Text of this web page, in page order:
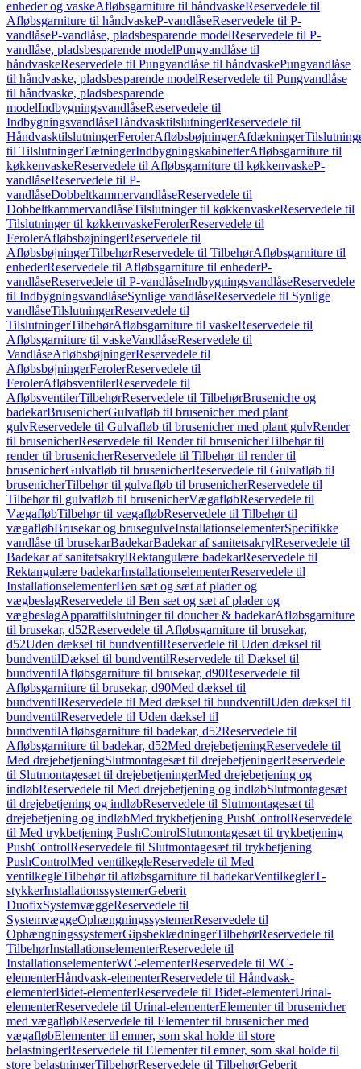
enheder og vaskeAfløbsgarniture til håndvaskeReservedele til
Afløbsgarniture til håndvaskeP-vandlåseReservedele til P-
vandlåseP-vandlåse, pladsbesparende modelReservedele til P-
vandlåse, pladsbesparende modelPungvandlåse til
håndvaskeReservedele til Pungvandlåse til håndvaskePungvandlåse
til håndvaske, pladsbesparende modelReservedele til Pungvandlåse
til håndvaske, pladsbesparende
modelIndbygningsvandlåseReservedele til
IndbygningsvandlåseHåndvasktilslutningerReservedele til
HåndvasktilslutningerFerolerAfløbsbøjningerAfdækninger
til TilslutningerTætningerIndbygningskabinetterAfløbsgarniture til
køkkenvaskeReservedele til Afløbsgarniture til køkkenvaskeP-
vandlåseReservedele til P-
vandlåseDobbeltkammervandlåseReservedele til
DobbeltkammervandlåseTilslutninger til køkkenvaskeReservedele til
Tilslutninger til køkkenvaskeFerolerReservedele til
FerolerAfløbsbøjningerReservedele til
AfløbsbøjningerTilbehørReservedele til TilbehørAfløbsgarniture til
enhederReservedele til Afløbsgarniture til enhederP-
vandlåseReservedele til P-vandlåseIndbygningsvandlåseReservedele
til IndbygningsvandlåseSynlige vandlåseReservedele til Synlige
vandlåseTilslutningerReservedele til
TilslutningerTilbehørAfløbsgarniture til vaskeReservedele til
Afløbsgarniture til vaskeVandlåseReservedele til
VandlåseAfløbsbøjningerReservedele til
AfløbsbøjningerFerolerReservedele til
FerolerAfløbsventilerReservedele til
AfløbsventilerTilbehørReservedele til TilbehørBruseniche og
badekarBrusenicherGulvafløb til brusenicher med plant
gulvReservedele til Gulvafløb til brusenicher med plant gulvRender
til brusenicherReservedele til Render til brusenicherTilbehør til
render til brusenicherReservedele til Tilbehør til render til
brusenicherGulvafløb til brusenicherReservedele til Gulvafløb til
brusenicherTilbehør til gulvafløb til brusenicherReservedele til
Tilbehør til gulvafløb til brusenicherVægafløbReservedele til
VægafløbTilbehør til vægafløbReservedele til Tilbehør til
vægafløbBrusekar og brusegulveInstallationselementerSpecifikke
vandlåse til brusekarBadekarBadekar af sanitetsakrylReservedele til
Badekar af sanitetsakrylRektangulære badekarReservedele til
Rektangulære badekarInstallationselementerReservedele til
InstallationselementerBen sæt og sæt af plader og
vægbeslagReservedele til Ben sæt og sæt af plader og
vægbeslagApparattilslutninger til doucher & badekarAfløbsgarniture
til brusekar, d52Reservedele til Afløbsgarniture til brusekar,
d52Uden dæksel til bundventilReservedele til Uden dæksel til
bundventilDæksel til bundventilReservedele til Dæksel til
bundventilAfløbsgarniture til brusekar, d90Reservedele til
Afløbsgarniture til brusekar, d90Med dæksel til
bundventilReservedele til Med dæksel til bundventilUden dæksel til
bundventilReservedele til Uden dæksel til
bundventilAfløbsgarniture til badekar, d52Reservedele til
Afløbsgarniture til badekar, d52Med drejebetjeningReservedele til
Med drejebetjeningSlutmontagesæt til drejebetjeningerReservedele
til Slutmontagesæt til drejebetjeningerMed drejebetjening og
indløbReservedele til Med drejebetjening og indløbSlutmontagesæt
til drejebetjening og indløbReservedele til Slutmontagesæt til
drejebetjening og indløbMed trykbetjening PushControlReservedele
til Med trykbetjening PushControlSlutmontagesæt til trykbetjening
PushControlReservedele til Slutmontagesæt til trykbetjening
PushControlMed ventilkegleReservedele til Med
ventilkegleTilbehør til afløbsgarniture til badekarVentilkeglerT-
stykkerInstallationssystemerGeberit
DuofixSystemvæggeReservedele til
SystemvæggeOphængningssystemerReservedele til
OphængningssystemerGipsbeklædningerTilbehørReservedele til
TilbehørInstallationselementerReservedele til
InstallationselementerWC-elementerReservedele til WC-
elementerHåndvask-elementerReservedele til Håndvask-
elementerBidet-elementerReservedele til Bidet-elementerUrinal-
elementerReservedele til Urinal-elementerElementer til brusenicher
med vægafløbReservedele til Elementer til brusenicher med
vægafløbElementer til emner, som skal holde til store
belastningerReservedele til Elementer til emner, som skal holde til
store belastningerTilbehørReservedele til TilbehørGeberit